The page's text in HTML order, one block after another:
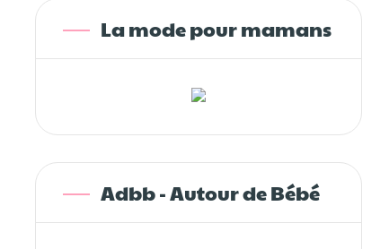
La mode pour mamans
Adbb - Autour de Bébé